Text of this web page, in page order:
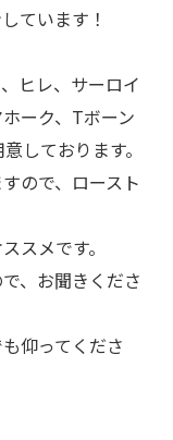
ています！
ヒレ、サーロイ
ーク、Tボーン
しております。
ので、ロースト
スメです。
、お聞きくださ
仰ってくださ